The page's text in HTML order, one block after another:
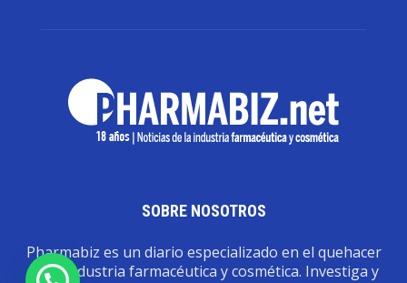
SOBRE NOSOTROS
Pharmabiz es un diario especializado en el quehacer
de la industria farmacéutica y cosmética. Investiga y